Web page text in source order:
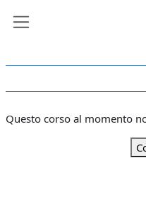
Questo corso al momento